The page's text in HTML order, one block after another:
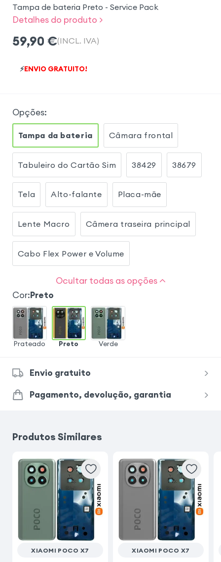
Tampa de bateria Preto - Service Pack
Detalhes do produto >
59,90 €(INCL. IVA)
⚡ENVIO GRATUITO!
Opções:
Tampa da bateria Câmara frontal
Tabuleiro do Cartão Sim 38429 38679
Tela Alto-falante Placa-mãe
Lente Macro Câmera traseira principal
Cabo Flex Power e Volume
Ocultar todas as opções
Cor:Preto
Prateado Preto Verde
Envio gratuito
Pagamento, devolução, garantia
Produtos Similares
XIAOMI POCO X7 XIAOMI POCO X7